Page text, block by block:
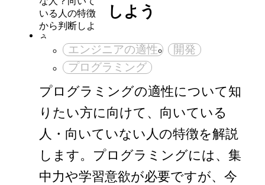
しよう
エンジニアの適性
開発
プログラミング
プログラミングの適性について知
りたい方に向けて、向いている
人・向いていない人の特徴を解説
します。プログラミングには、集
中力や学習意欲が必要ですが、今